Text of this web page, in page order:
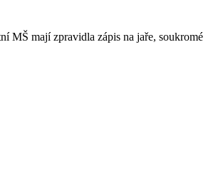
MŠ mají zpravidla zápis na jaře, soukromé